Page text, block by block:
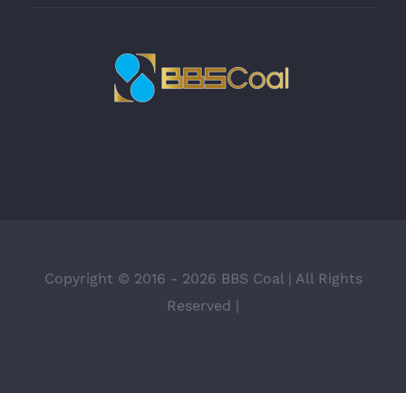
Copyright © 2016 - 2026 BBS Coal | All Rights
Reserved |